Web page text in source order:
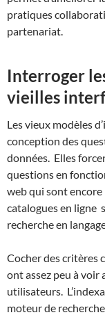
pratiques
partenariat.
Interroger
vieilles
Les vieux modèles
conception des
données. Elles
questions en
web qui sont
catalogues en ligne
recherche en
Cocher des critères
ont assez peu à voir
utilisateurs.
moteur de